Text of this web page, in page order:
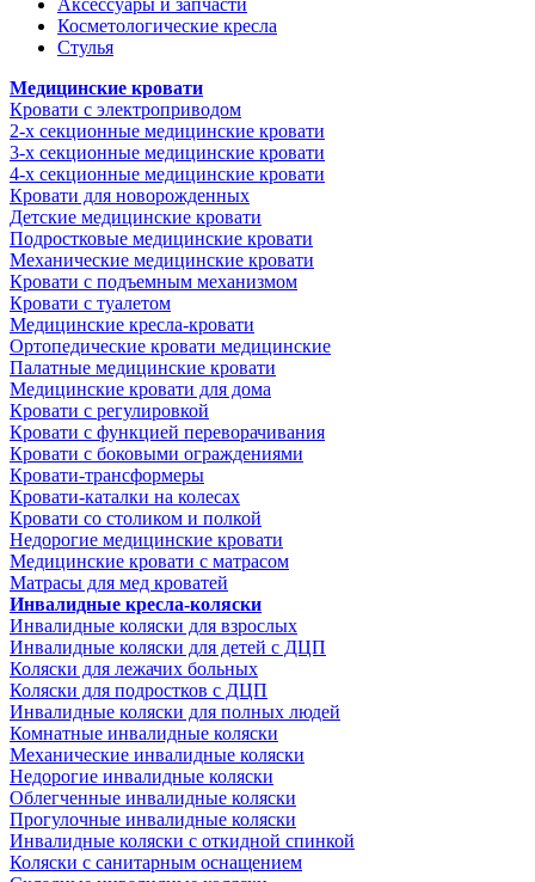
Аксессуары и запчасти
Косметологические кресла
Стулья
Медицинские кровати
Кровати с электроприводом
2-х секционные медицинские кровати
3-х секционные медицинские кровати
4-х секционные медицинские кровати
Кровати для новорожденных
Детские медицинские кровати
Подростковые медицинские кровати
Механические медицинские кровати
Кровати с подъемным механизмом
Кровати с туалетом
Медицинские крeсла-кровати
Ортопедические кровати медицинские
Палатные медицинские кровати
Медицинские кровати для дома
Кровати с регулировкой
Кровати с функцией переворачивания
Кровати с боковыми ограждениями
Кровати-трансформеры
Кровати-каталки на колесах
Кровати со столиком и полкой
Недорогие медицинские кровати
Медицинские кровати с матрасом
Матрасы для мед кроватей
Инвалидные кресла-коляски
Инвалидные коляски для взрослых
Инвалидные коляски для детей с ДЦП
Коляски для лежачих больных
Коляски для подростков с ДЦП
Инвалидные коляски для полных людей
Комнатные инвалидные коляски
Механические инвалидные коляски
Недорогие инвалидные коляски
Облегченные инвалидные коляски
Прогулочные инвалидные коляски
Инвалидные коляски с откидной спинкой
Коляски с санитарным оснащением